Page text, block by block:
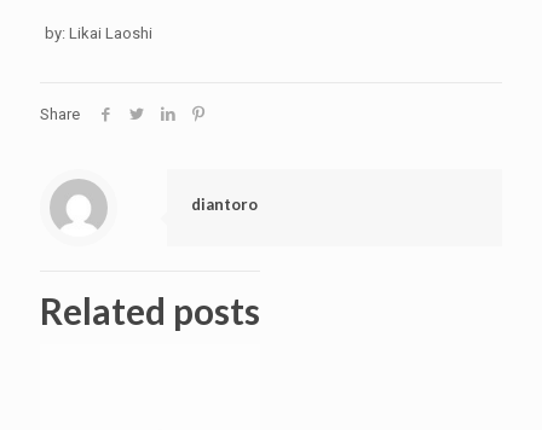
by: Likai Laoshi
Share
diantoro
Related posts